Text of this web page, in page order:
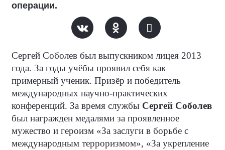
операции.
Сергей Соболев был выпускником лицея 2013
года. За годы учёбы проявил себя как
примерный ученик. Призёр и победитель
международных научно-практических
конференций. За время службы Сергей Соболев
был награжден медалями за проявленное
мужество и героизм «За заслуги в борьбе с
международным терроризмом», «За укрепление